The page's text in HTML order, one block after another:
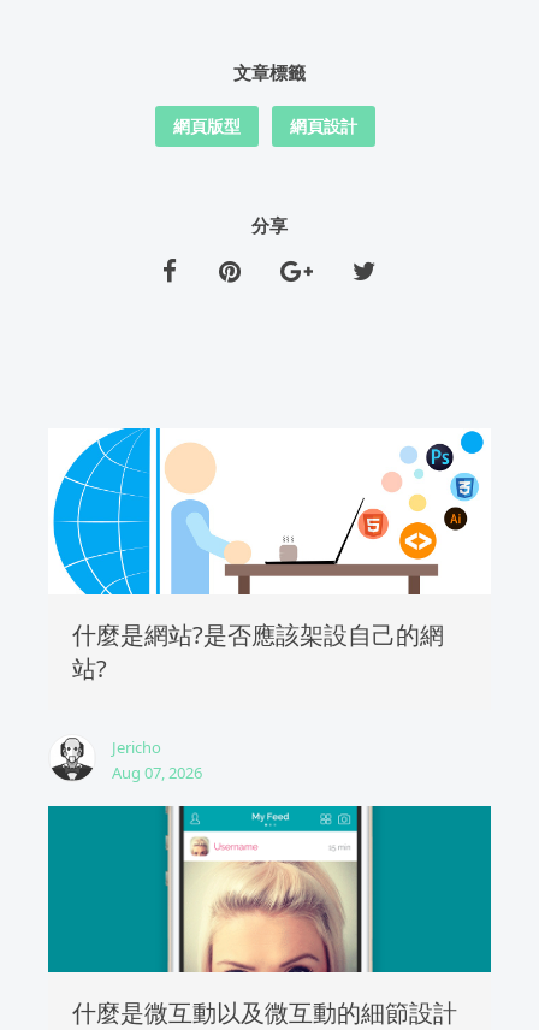
文章標籤
網頁版型 網頁設計
分享
什麼是網站?是否應該架設自己的網
站?
Jericho
Aug 07, 2026
什麼是微互動以及微互動的細節設計